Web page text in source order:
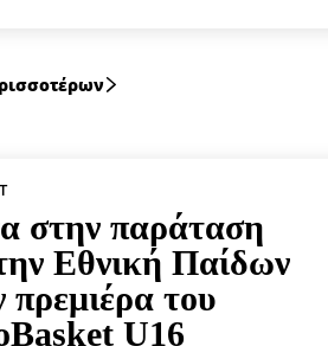
στην παράταση
Εθνική Παίδων
πρεμιέρα του
U16